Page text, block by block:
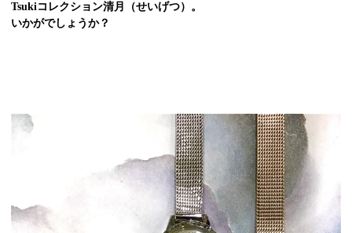
Tsukiコレクション清月（せいげつ）。
いかがでしょうか？